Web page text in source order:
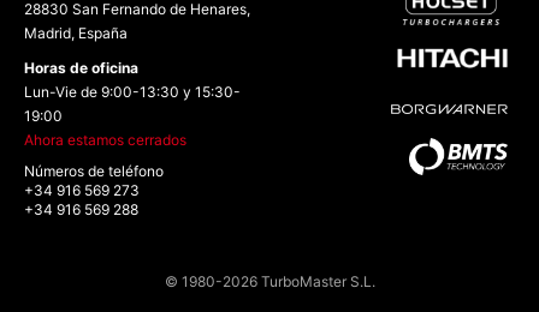
28830 San Fernando de Henares,
Madrid, España
Horas de oficina
Lun-Vie de 9:00-13:30 y 15:30-
19:00
Ahora estamos cerrados
Números de teléfono
+34 916 569 273
+34 916 569 288
© 1980-2026 TurboMaster S.L.